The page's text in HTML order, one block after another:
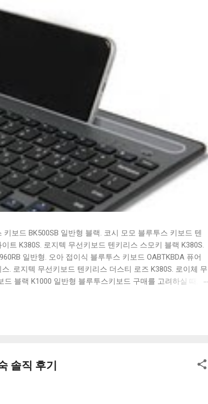
보드 BK500SB 일반형 블랙. 코시 모모 블루투스 키보드 텐
트 K380S. 로지텍 무선키보드 텐키리스 스모키 블랙 K380S.
일반형. 오아 접이식 블루투스 키보드 OABTKBDA 퓨어
. 로지텍 무선키보드 텐키리스 더스티 로즈 K380S. 로이체 무
블랙 K1000 일반형 블루투스키보드 구매를 고려하실 때, 추
솔직 후기